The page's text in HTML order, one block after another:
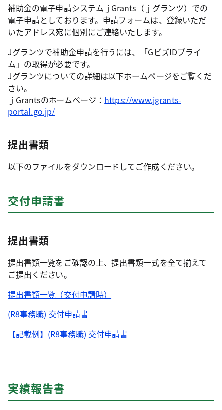
補助金の電子申請システムｊGrants（ｊグランツ）での
電子申請としております。申請フォームは、登録いただ
いたアドレス宛に個別にご連絡いたします。
Jグランツで補助金申請を行うには、「GビズIDプライ
ム」の取得が必要です。
Jグランツについての詳細は以下ホームページをご覧くだ
さい。
ｊGrantsのホームページ： https://www.jgrants-
portal.go.jp/
提出書類
以下のファイルをダウンロードしてご作成ください。
交付申請書
提出書類
提出書類⼀覧をご確認の上、提出書類⼀式を全て揃えて
ご提出ください。
提出書類一覧（交付申請時）
(R8事務職) 交付申請書
【記載例】(R8事務職) 交付申請書
実績報告書